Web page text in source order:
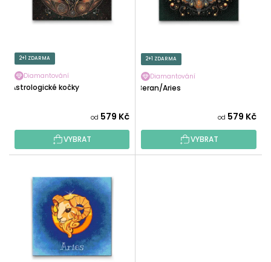
T
ŮU
K
T
2+1 ZDARMA
Diamantování
Astrologické kočky
od 579 Kč
VYBRAT
2+1 ZDARMA
Diamantování
Beran/Aries
od 579 Kč
VYBRAT